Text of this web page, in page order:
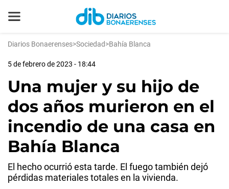
Diarios Bonaerenses>Sociedad>Bahía Blanca
5 de febrero de 2023 - 18:44
Una mujer y su hijo de
dos años murieron en el
incendio de una casa en
Bahía Blanca
El hecho ocurrió esta tarde. El fuego también dejó
pérdidas materiales totales en la vivienda.